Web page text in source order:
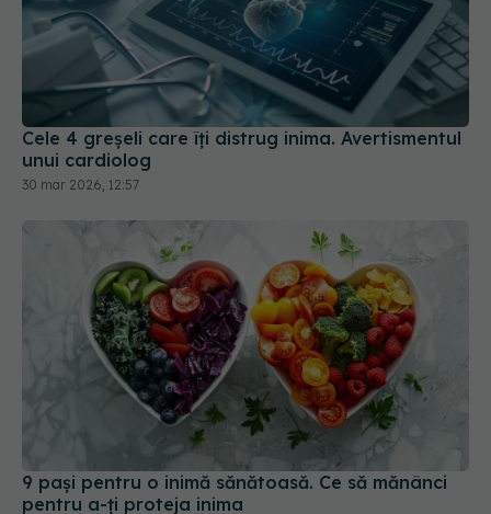
Cele 4 greșeli care îți distrug inima. Avertismentul
unui cardiolog
30 mar 2026, 12:57
9 pași pentru o inimă sănătoasă. Ce să mănânci
pentru a-ți proteja inima
03 apr 2026, 10:00